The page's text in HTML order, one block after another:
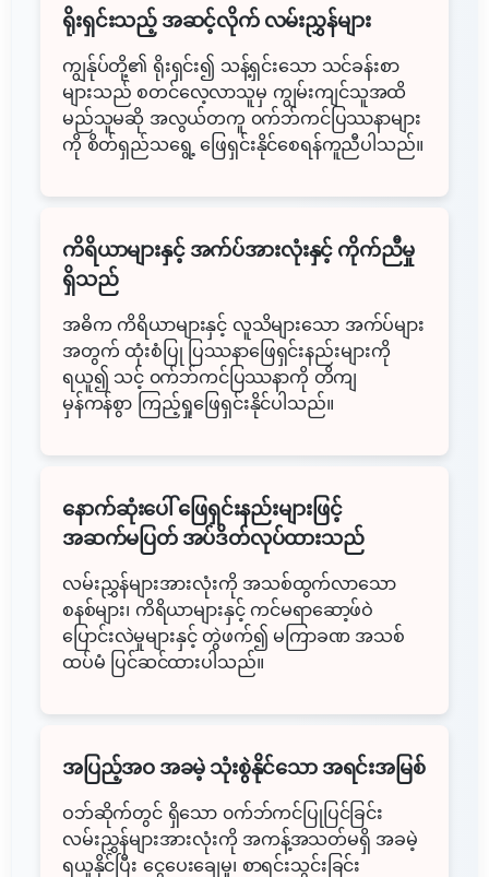
ရိုးရှင်းသည့် အဆင့်လိုက် လမ်းညွှန်များ
ကျွန်ုပ်တို့၏ ရိုးရှင်း၍ သန့်ရှင်းသော သင်ခန်းစာ
များသည် စတင်လေ့လာသူမှ ကျွမ်းကျင်သူအထိ
မည်သူမဆို အလွယ်တကူ ၀က်ဘ်ကင်ပြဿနာများ
ကို စိတ်ရှည်သရွေ့ ဖြေရှင်းနိုင်စေရန်ကူညီပါသည်။
ကိရိယာများနှင့် အက်ပ်အားလုံးနှင့် ကိုက်ညီမှု
ရှိသည်
အဓိက ကိရိယာများနှင့် လူသိများသော အက်ပ်များ
အတွက် ထုံးစံပြု ပြဿနာဖြေရှင်းနည်းများကို
ရယူ၍ သင့် ၀က်ဘ်ကင်ပြဿနာကို တိကျ
မှန်ကန်စွာ ကြည့်ရှုဖြေရှင်းနိုင်ပါသည်။
နောက်ဆုံးပေါ် ဖြေရှင်းနည်းများဖြင့်
အဆက်မပြတ် အပ်ဒိတ်လုပ်ထားသည်
လမ်းညွှန်များအားလုံးကို အသစ်ထွက်လာသော
စနစ်များ၊ ကိရိယာများနှင့် ကင်မရာဆော့ဖ်ဝဲ
ပြောင်းလဲမှုများနှင့် တွဲဖက်၍ မကြာခဏ အသစ်
ထပ်မံ ပြင်ဆင်ထားပါသည်။
အပြည့်အဝ အခမဲ့ သုံးစွဲနိုင်သော အရင်းအမြစ်
ဝဘ်ဆိုက်တွင် ရှိသော ၀က်ဘ်ကင်ပြုပြင်ခြင်း
လမ်းညွှန်များအားလုံးကို အကန့်အသတ်မရှိ အခမဲ့
ရယူနိုင်ပြီး ငွေပေးချေမှု၊ စာရင်းသွင်းခြင်း